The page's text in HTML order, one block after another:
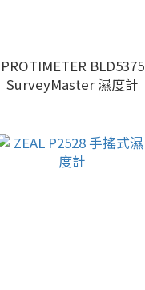
PROTIMETER BLD5375
SurveyMaster 濕度計